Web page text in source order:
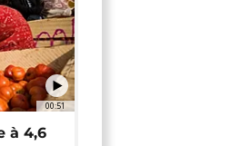
00:51
à 4,6